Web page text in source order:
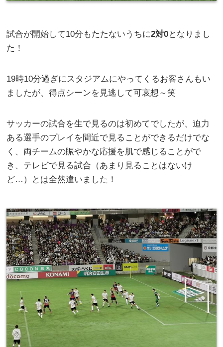
試合が開始して10分もたたないうちに2対0となりまし
た！
19時10分過ぎにスタジアムにやってくるお客さんもい
ましたが、得点シーンを見逃して可哀想～笑
サッカーの試合を生で見るのは初めてでしたが、迫力
ある選手のプレイを間近で見ることができるだけでな
く、両チームの賑やかな応援を肌で感じることがで
き、テレビで見る試合（あまり見ることはないけ
ど…）とは全然違いました！